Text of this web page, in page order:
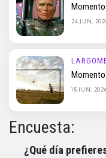
24 JUN,
15 JUN,
Encuesta:
¿Qué día